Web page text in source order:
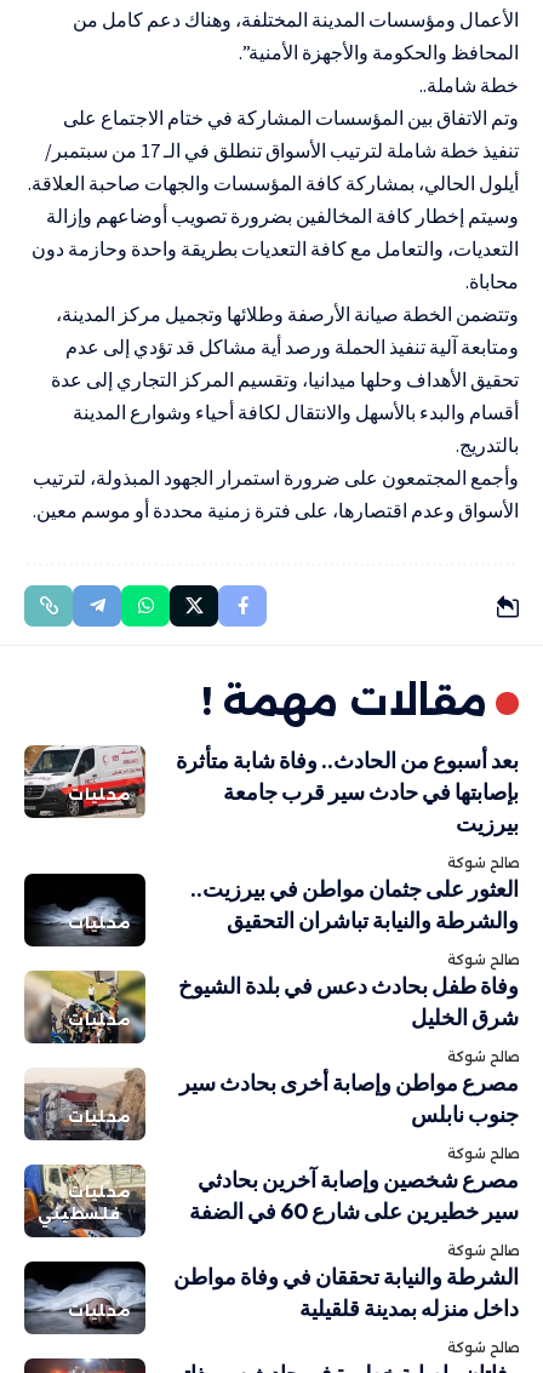
الأعمال ومؤسسات المدينة المختلفة، وهناك دعم كامل من
المحافظ والحكومة والأجهزة الأمنية”.
خطة شاملة..
وتم الاتفاق بين المؤسسات المشاركة في ختام الاجتماع على
تنفيذ خطة شاملة لترتيب الأسواق تنطلق في الـ 17 من سبتمبر/
أيلول الحالي، بمشاركة كافة المؤسسات والجهات صاحبة العلاقة.
وسيتم إخطار كافة المخالفين بضرورة تصويب أوضاعهم وإزالة
التعديات، والتعامل مع كافة التعديات بطريقة واحدة وحازمة دون
محاباة.
وتتضمن الخطة صيانة الأرصفة وطلائها وتجميل مركز المدينة،
ومتابعة آلية تنفيذ الحملة ورصد أية مشاكل قد تؤدي إلى عدم
تحقيق الأهداف وحلها ميدانيا، وتقسيم المركز التجاري إلى عدة
أقسام والبدء بالأسهل والانتقال لكافة أحياء وشوارع المدينة
بالتدريج.
وأجمع المجتمعون على ضرورة استمرار الجهود المبذولة، لترتيب
الأسواق وعدم اقتصارها، على فترة زمنية محددة أو موسم معين.
مقالات مهمة !
محليات
بعد أسبوع من الحادث.. وفاة شابة متأثرة
بإصابتها في حادث سير قرب جامعة
بيرزيت
صالح شوكة
محليات
العثور على جثمان مواطن في بيرزيت..
والشرطة والنيابة تباشران التحقيق
صالح شوكة
محليات
وفاة طفل بحادث دعس في بلدة الشيوخ
شرق الخليل
صالح شوكة
محليات
مصرع مواطن وإصابة أخرى بحادث سير
جنوب نابلس
صالح شوكة
محليات
فلسطيني
مصرع شخصين وإصابة آخرين بحادثي
سير خطيرين على شارع 60 في الضفة
صالح شوكة
محليات
الشرطة والنيابة تحققان في وفاة مواطن
داخل منزله بمدينة قلقيلية
صالح شوكة